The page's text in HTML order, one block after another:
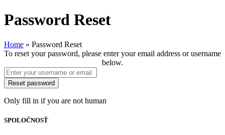
Password Reset
Home » Password Reset
To reset your password, please enter your email address or username
below.
Only fill in if you are not human
SPOLOČNOSŤ